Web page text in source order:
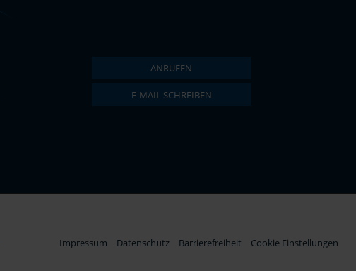
ANRUFEN
E-MAIL SCHREIBEN
Impressum Datenschutz Barrierefreiheit Cookie Einstellungen